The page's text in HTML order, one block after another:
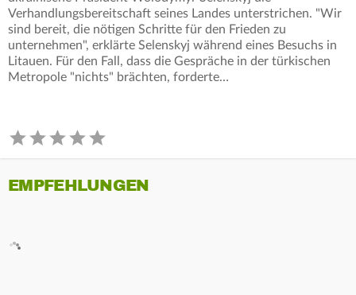
Verhandlungsbereitschaft seines Landes unterstrichen. "Wir
sind bereit, die nötigen Schritte für den Frieden zu
unternehmen", erklärte Selenskyj während eines Besuchs in
Litauen. Für den Fall, dass die Gespräche in der türkischen
Metropole "nichts" brächten, forderte…
EMPFEHLUNGEN